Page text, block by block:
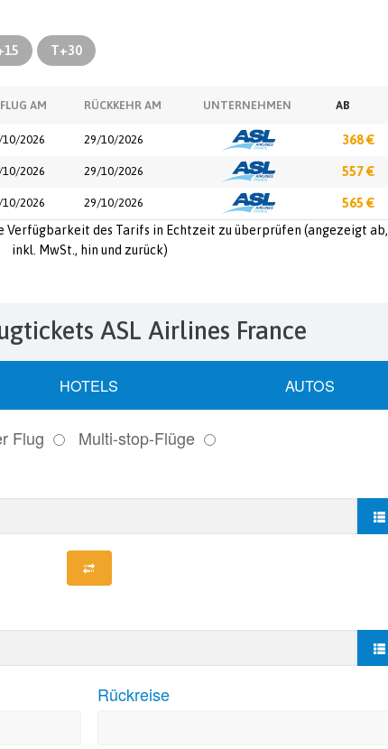
T+30
AM RÜCKKEHR AM UNTERNEHMEN AB
10/2026 29/10/2026 368 €
2026 29/10/2026 557 €
2026 29/10/2026
565 €
Verfügbarkeit des Tarifs in Echtzeit zu überprüfen (angezeigt ab,
inkl. MwSt., hin und zurück)
ASL Airlines France